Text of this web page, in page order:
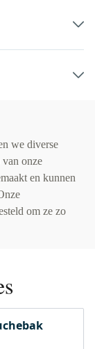
we diverse
van onze
en kunnen
om ze zo